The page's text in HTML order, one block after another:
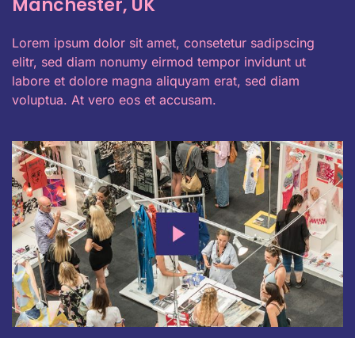
Manchester, UK
Lorem ipsum dolor sit amet, consetetur sadipscing
elitr, sed diam nonumy eirmod tempor invidunt ut
labore et dolore magna aliquyam erat, sed diam
voluptua. At vero eos et accusam.